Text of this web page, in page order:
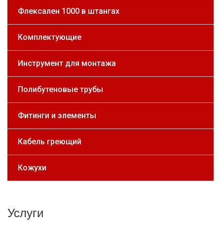
Флексален 1000 в штангах
Комплектующие
Инструмент для монтажа
Полибутеновые трубы
Фитинги и элементы
Кабель греющий
Кожухи
Услуги